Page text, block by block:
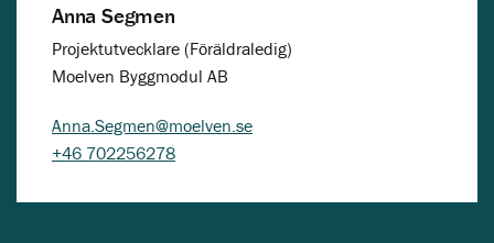
Anna Segmen
Projektutvecklare (Föräldraledig)
Moelven Byggmodul AB
Anna.Segmen@moelven.se
+46 702256278